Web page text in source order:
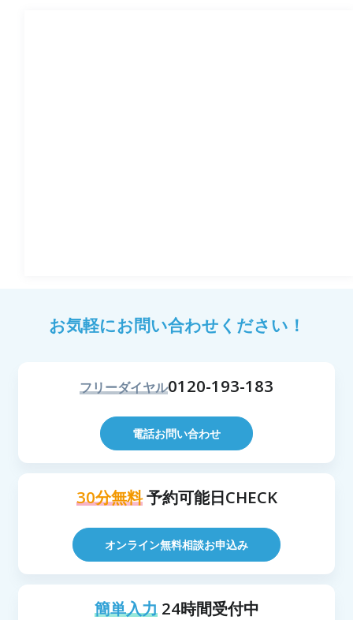
お気軽にお問い合わせください！
フリーダイヤル0120-193-183
電話お問い合わせ
30分無料予約可能日CHECK
オンライン無料相談お申込み
簡単入力24時間受付中